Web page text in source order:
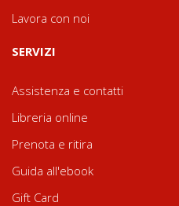
Lavora con noi
SERVIZI
Assistenza e contatti
Libreria online
Prenota e ritira
Guida all'ebook
Gift Card